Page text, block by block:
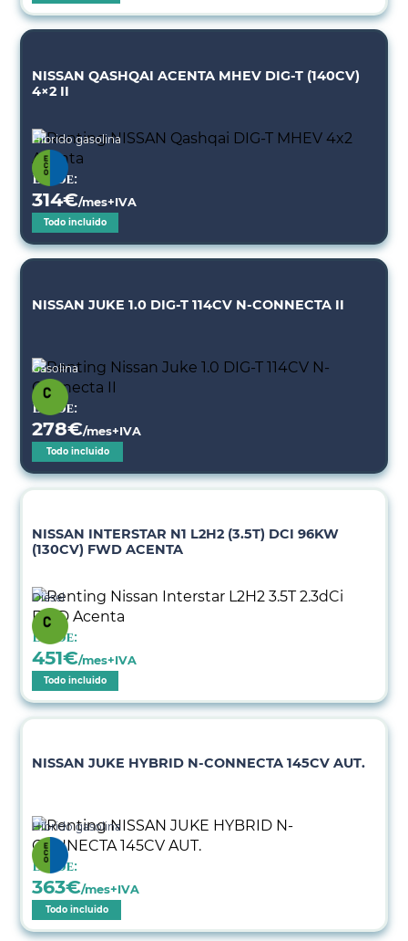
NISSAN QASHQAI ACENTA MHEV DIG-T (140CV)
4×2 II
Híbrido gasolina
Desde:
314€/mes+IVA
Todo incluido
NISSAN JUKE 1.0 DIG-T 114CV N-CONNECTA II
Gasolina
Desde:
278€/mes+IVA
Todo incluido
NISSAN INTERSTAR N1 L2H2 (3.5T) DCI 96KW
(130CV) FWD ACENTA
Diésel
Desde:
451€/mes+IVA
Todo incluido
NISSAN JUKE HYBRID N-CONNECTA 145CV AUT.
Híbrido gasolina
Desde:
363€/mes+IVA
Todo incluido